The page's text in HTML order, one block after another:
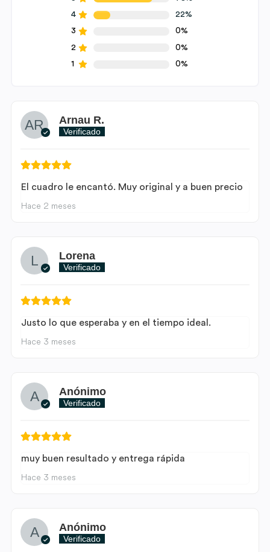
4
22%
3
0%
2
0%
1
0%
Arnau R.
Verificado
El cuadro le encantó. Muy original y a buen precio
Hace 2 meses
Lorena
Verificado
Justo lo que esperaba y en el tiempo ideal.
Hace 3 meses
Anónimo
Verificado
muy buen resultado y entrega rápida
Hace 3 meses
Anónimo
Verificado